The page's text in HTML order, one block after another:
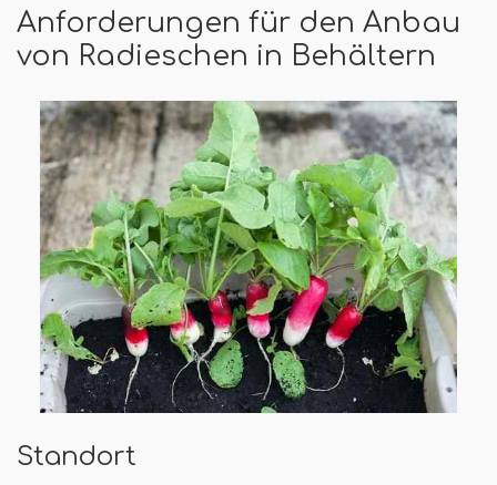
Anforderungen für den Anbau
von Radieschen in Behältern
Standort